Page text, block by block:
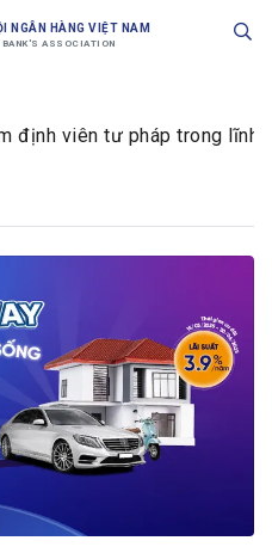
NGÂN HÀNG VIỆT NAM
BANK'S ASSOCIATION
định viên tư pháp trong lĩnh